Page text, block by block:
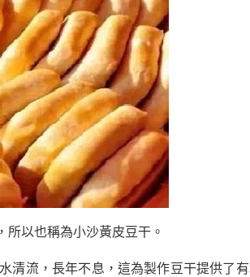
以也稱為小沙黃皮豆干。
清流，長年不息，這為製作豆干提供了